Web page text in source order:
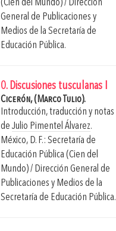
(Cien del Mundo) / Dirección
General de Publicaciones y
Medios de la Secretaría de
Educación Pública.
0. Discusiones tusculanas I
Cicerón, (Marco Tulio).
Introducción, traducción y notas
de Julio Pimentel Álvarez.
México, D. F.: Secretaría de
Educación Pública (Cien del
Mundo) / Dirección General de
Publicaciones y Medios de la
Secretaría de Educación Pública.